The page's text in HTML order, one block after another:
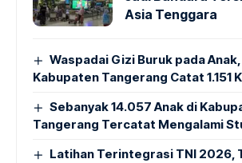
Asia Tenggara
Waspadai Gizi Buruk pada
Kabupaten Tangerang Catat 1.151
Sebanyak 14.057 Anak di
Tangerang Tercatat Mengalami
Latihan Terintegrasi TNI 2026,